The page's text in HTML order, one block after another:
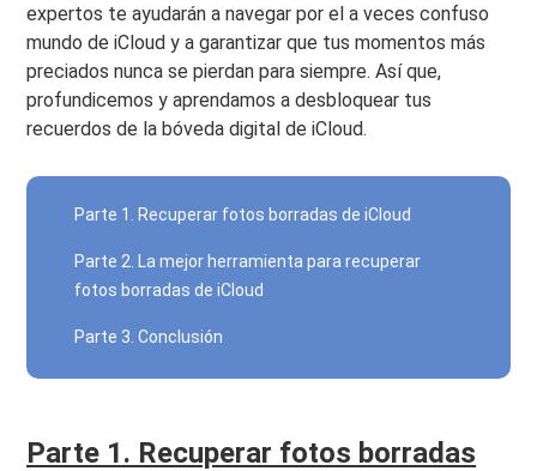
expertos te ayudarán a navegar por el a veces confuso
mundo de iCloud y a garantizar que tus momentos más
preciados nunca se pierdan para siempre. Así que,
profundicemos y aprendamos a desbloquear tus
recuerdos de la bóveda digital de iCloud.
Parte 1. Recuperar fotos borradas de iCloud
Parte 2. La mejor herramienta para recuperar
fotos borradas de iCloud
Parte 3. Conclusión
Parte 1. Recuperar fotos borradas